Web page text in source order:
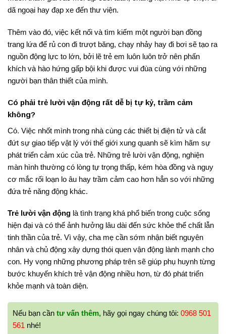
dã ngoại hay đạp xe đến thư viện.
Thêm vào đó, việc kết nối và tìm kiếm một người bạn đồng
trang lứa để rủ con đi trượt băng, chạy nhảy hay đi bơi sẽ tạo ra
nguồn động lực to lớn, bởi lẽ trẻ em luôn luôn trở nên phấn
khích và hào hứng gấp bội khi được vui đùa cùng với những
người bạn thân thiết của mình.
Có phải trẻ lười vận động rất dễ bị tự kỷ, trầm cảm
không?
Có. Việc nhốt mình trong nhà cùng các thiết bị điện tử và cắt
đứt sự giao tiếp vật lý với thế giới xung quanh sẽ kìm hãm sự
phát triển cảm xúc của trẻ. Những trẻ lười vận động, nghiện
màn hình thường có lòng tự trọng thấp, kém hòa đồng và nguy
cơ mắc rối loạn lo âu hay trầm cảm cao hơn hẳn so với những
đứa trẻ năng động khác.
Trẻ lười vận động là tình trạng khá phổ biến trong cuộc sống
hiện đại và có thể ảnh hưởng lâu dài đến sức khỏe thể chất lẫn
tinh thần của trẻ. Vì vậy, cha mẹ cần sớm nhận biết nguyên
nhân và chủ động xây dựng thói quen vận động lành mạnh cho
con. Hy vọng những phương pháp trên sẽ giúp phụ huynh từng
bước khuyến khích trẻ vận động nhiều hơn, từ đó phát triển
khỏe mạnh và toàn diện.
Nếu bạn cần tư vấn thêm, hãy gọi ngay chúng tôi: 0968 501
561 nhé!